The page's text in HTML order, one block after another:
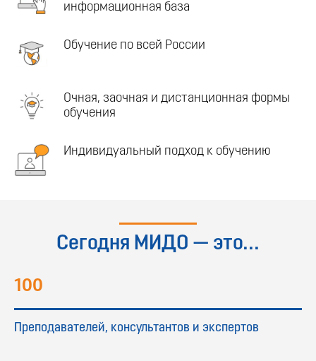
информационная база
Обучение по всей России
Очная, заочная и дистанционная формы
обучения
Индивидуальный подход к обучению
Сегодня МИДО — это...
100
Преподавателей, консультантов и экспертов